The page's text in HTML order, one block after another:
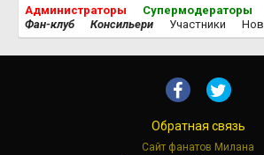
Администраторы Супермодераторы
Фан-клуб
Консильери Участники
Обратная связь
Сайт фанатов Милана